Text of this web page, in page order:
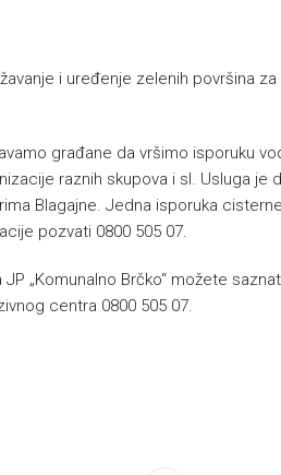
i uređenje zelenih površina
građane da vršimo isporuku
raznih skupova i sl. Usluga je
Blagajne. Jedna isporuka
pozvati 0800 505 07.
JP „Komunalno Brčko“ možete
centra 0800 505 07.